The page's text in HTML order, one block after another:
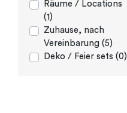
Räume / Locations
(1)
Zuhause, nach
Vereinbarung (5)
Deko / Feier sets (0)